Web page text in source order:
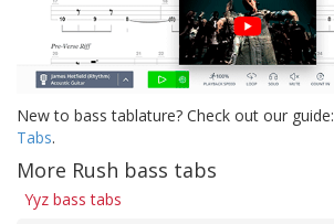
New to bass tablature? Check out our guide:
Tabs.
More Rush bass tabs
Yyz bass tabs